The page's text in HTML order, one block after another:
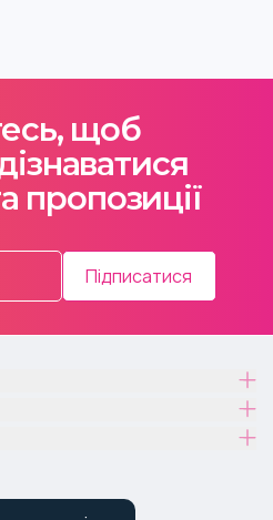
щоб
пропозиції
Підписатися